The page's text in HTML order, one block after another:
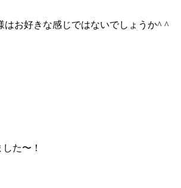
はお好きな感じではないでしょうか^ ^
た〜！